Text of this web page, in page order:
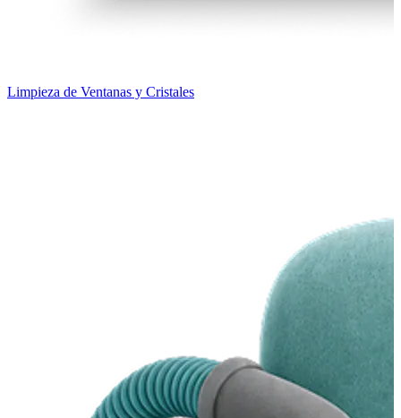
Limpieza de Ventanas y Cristales